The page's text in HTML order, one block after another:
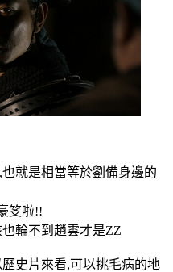
就是相當等於劉備身邊的
笅啦!!
輪不到趙雲才是ZZ
史片來看,可以挑毛病的地